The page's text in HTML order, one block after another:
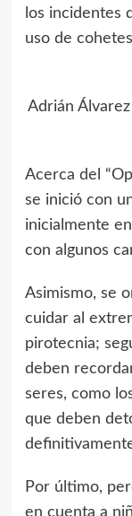
los incidentes
uso de
Adrián
Acerca del
se inició con
inicialmente
con algunos
Asimismo, se
cuidar al
pirotecnia;
deben
seres, como
que deben
Por último,
en cuenta a